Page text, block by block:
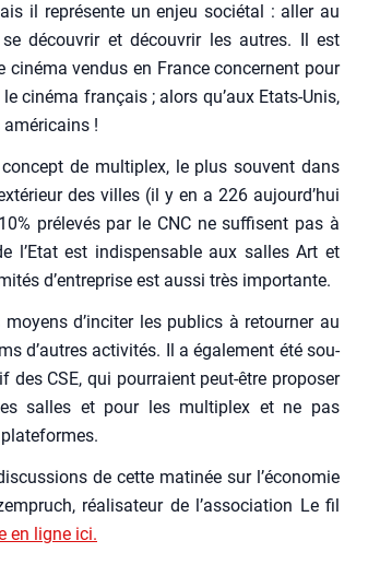
il repré­sente un enjeu socié­tal : aller au
décou­vrir et décou­vrir les autres. Il est
ven­dus en France concernent pour
ciné­ma fran­çais ; alors qu’aux Etats-Unis,
!
de mul­ti­plex, le plus sou­vent dans
des villes (il y en a 226 aujourd’hui
pré­le­vés par le CNC ne suf­fisent pas à
l’Etat est indis­pen­sable aux salles Art et
d’entreprise est aus­si très impor­tante.
d’inciter les publics à retour­ner au
d’autres acti­vi­tés. Il a éga­le­ment été sou­
CSE, qui pour­raient peut-être pro­po­ser
salles et pour les mul­ti­plex et ne pas
de cette mati­née sur l’économie
réa­li­sa­teur de l’association Le fil
en ligne ici.